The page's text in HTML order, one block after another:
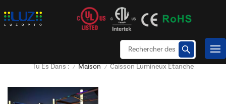
Tu Es Dans : / Maison / Caisson Lumineux Étanche